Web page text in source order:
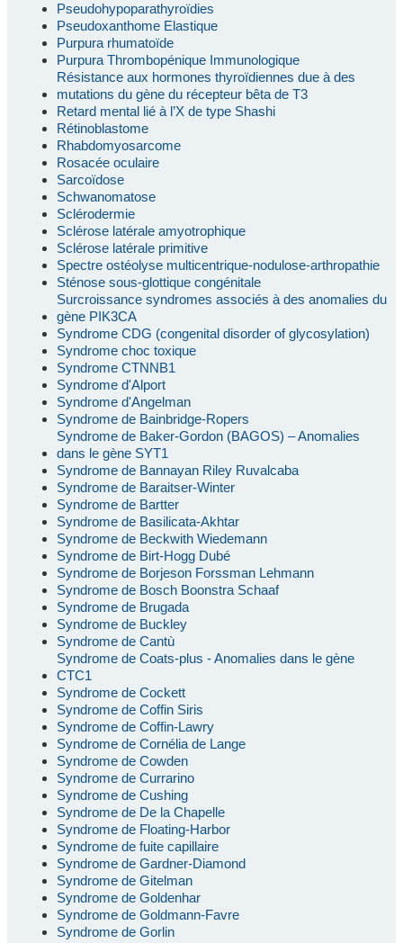
Pseudohypoparathyroïdies
Pseudoxanthome Elastique
Purpura rhumatoïde
Purpura Thrombopénique Immunologique
Résistance aux hormones thyroïdiennes due à des
mutations du gène du récepteur bêta de T3
Retard mental lié à l’X de type Shashi
Rétinoblastome
Rhabdomyosarcome
Rosacée oculaire
Sarcoïdose
Schwanomatose
Sclérodermie
Sclérose latérale amyotrophique
Sclérose latérale primitive
Spectre ostéolyse multicentrique-nodulose-arthropathie
Sténose sous-glottique congénitale
Surcroissance syndromes associés à des anomalies du
gène PIK3CA
Syndrome CDG (congenital disorder of glycosylation)
Syndrome choc toxique
Syndrome CTNNB1
Syndrome d'Alport
Syndrome d'Angelman
Syndrome de Bainbridge-Ropers
Syndrome de Baker-Gordon (BAGOS) – Anomalies
dans le gène SYT1
Syndrome de Bannayan Riley Ruvalcaba
Syndrome de Baraitser-Winter
Syndrome de Bartter
Syndrome de Basilicata-Akhtar
Syndrome de Beckwith Wiedemann
Syndrome de Birt-Hogg Dubé
Syndrome de Borjeson Forssman Lehmann
Syndrome de Bosch Boonstra Schaaf
Syndrome de Brugada
Syndrome de Buckley
Syndrome de Cantù
Syndrome de Coats-plus - Anomalies dans le gène
CTC1
Syndrome de Cockett
Syndrome de Coffin Siris
Syndrome de Coffin-Lawry
Syndrome de Cornélia de Lange
Syndrome de Cowden
Syndrome de Currarino
Syndrome de Cushing
Syndrome de De la Chapelle
Syndrome de Floating-Harbor
Syndrome de fuite capillaire
Syndrome de Gardner-Diamond
Syndrome de Gitelman
Syndrome de Goldenhar
Syndrome de Goldmann-Favre
Syndrome de Gorlin